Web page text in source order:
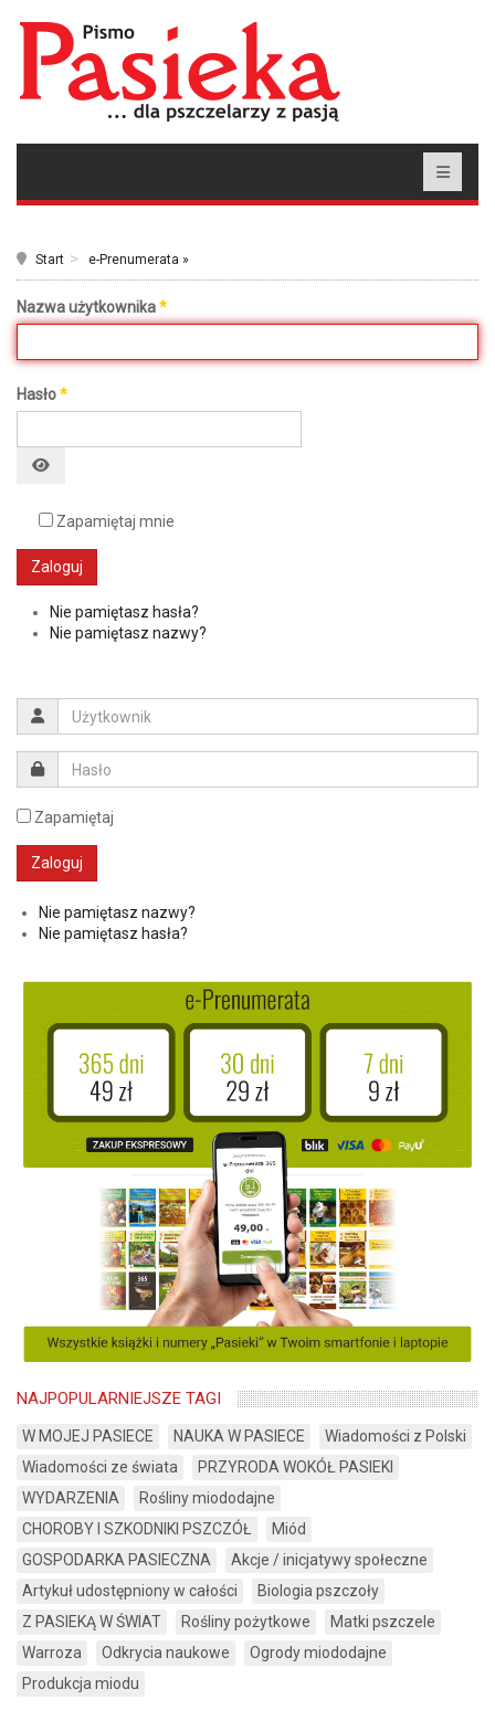
Start e-Prenumerata »
Nazwa użytkownika*
Hasło*
Zapamiętaj mnie
Zaloguj
Nie pamiętasz hasła?
Nie pamiętasz nazwy?
Zapamiętaj
Nie pamiętasz nazwy?
Nie pamiętasz hasła?
NAJPOPULARNIEJSZE TAGI
W MOJEJ PASIECE NAUKA W PASIECE
Wiadomości z Polski
Wiadomości ze świata
PRZYRODA WOKÓŁ PASIEKI
WYDARZENIA
Rośliny miododajne
CHOROBY I SZKODNIKI PSZCZÓŁ
Miód
GOSPODARKA PASIECZNA
Akcje / inicjatywy społeczne
Artykuł udostępniony w całości
Biologia pszczoły
Z PASIEKĄ W ŚWIAT
Rośliny pożytkowe
Matki pszczele
Warroza
Odkrycia naukowe
Ogrody miododajne
Produkcja miodu